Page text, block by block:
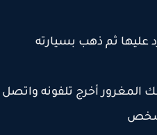
عليها ثم ذهب بسيارته
أخرج تلفونه واتصل